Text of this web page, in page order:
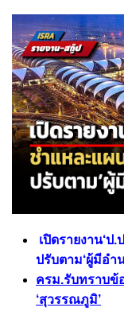
เปิดรายงาน‘ป
ปรับตาม‘ผู้มีอำน
ครม.รับทราบข้
‘สุวรรณภูมิ’